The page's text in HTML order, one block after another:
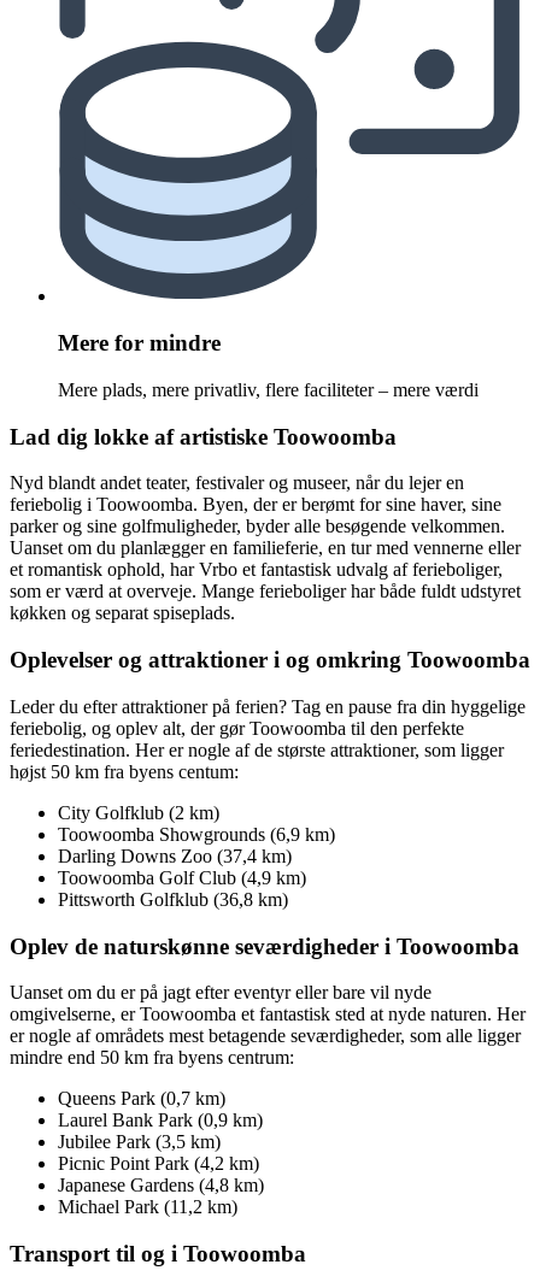
Mere for mindre
Mere plads, mere privatliv, flere faciliteter – mere værdi
Lad dig lokke af artistiske Toowoomba
Nyd blandt andet teater, festivaler og museer, når du lejer en
feriebolig i Toowoomba. Byen, der er berømt for sine haver, sine
parker og sine golfmuligheder, byder alle besøgende velkommen.
Uanset om du planlægger en familieferie, en tur med vennerne eller
et romantisk ophold, har Vrbo et fantastisk udvalg af ferieboliger,
som er værd at overveje. Mange ferieboliger har både fuldt udstyret
køkken og separat spiseplads.
Oplevelser og attraktioner i og omkring Toowoomba
Leder du efter attraktioner på ferien? Tag en pause fra din hyggelige
feriebolig, og oplev alt, der gør Toowoomba til den perfekte
feriedestination. Her er nogle af de største attraktioner, som ligger
højst 50 km fra byens centum:
City Golfklub (2 km)
Toowoomba Showgrounds (6,9 km)
Darling Downs Zoo (37,4 km)
Toowoomba Golf Club (4,9 km)
Pittsworth Golfklub (36,8 km)
Oplev de naturskønne seværdigheder i Toowoomba
Uanset om du er på jagt efter eventyr eller bare vil nyde
omgivelserne, er Toowoomba et fantastisk sted at nyde naturen. Her
er nogle af områdets mest betagende seværdigheder, som alle ligger
mindre end 50 km fra byens centrum:
Queens Park (0,7 km)
Laurel Bank Park (0,9 km)
Jubilee Park (3,5 km)
Picnic Point Park (4,2 km)
Japanese Gardens (4,8 km)
Michael Park (11,2 km)
Transport til og i Toowoomba